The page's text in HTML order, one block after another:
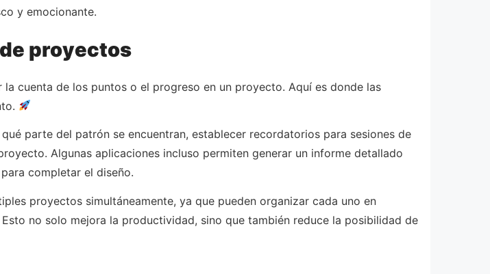
y emocionante.
proyectos
cuenta de los puntos o el progreso en un proyecto. Aquí es donde las
parte del patrón se encuentran, establecer recordatorios para sesiones de
Algunas aplicaciones incluso permiten generar un informe detallado
completar el diseño.
proyectos simultáneamente, ya que pueden organizar cada uno en
no solo mejora la productividad, sino que también reduce la posibilidad de